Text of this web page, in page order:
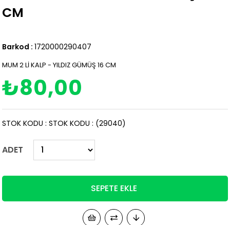
CM
Barkod : 1720000290407
MUM 2 Lİ KALP - YILDIZ GÜMÜŞ 16 CM
₺80,00
(29040)
STOK KODU STOK KODU
ADET